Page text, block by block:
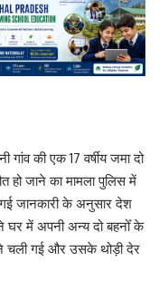
की एक 17 वर्षीय जमा दो
हो जाने का मामला पुलिस में
गई जानकारी के अनुसार देश
में अपनी अन्य दो बहनोँ के
चली गई और उसके थोड़ी देर